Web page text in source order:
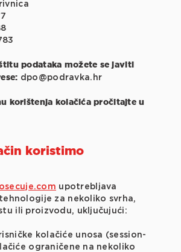
podataka možete se javiti
dpo@podravka.hr
korištenja kolačića pročitajte u
koristimo
upotrebljava
za nekoliko svrha,
ili proizvodu, uključujući:
kolačiće unosa (session-
ograničene na nekoliko